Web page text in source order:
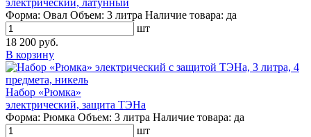
Форма: Овал Объем: 3 литра Наличие товара: да
шт
18 200 руб.
В корзину
Набор «Рюмка»
электрический, защита ТЭНа
Форма: Рюмка Объем: 3 литра Наличие товара: да
шт